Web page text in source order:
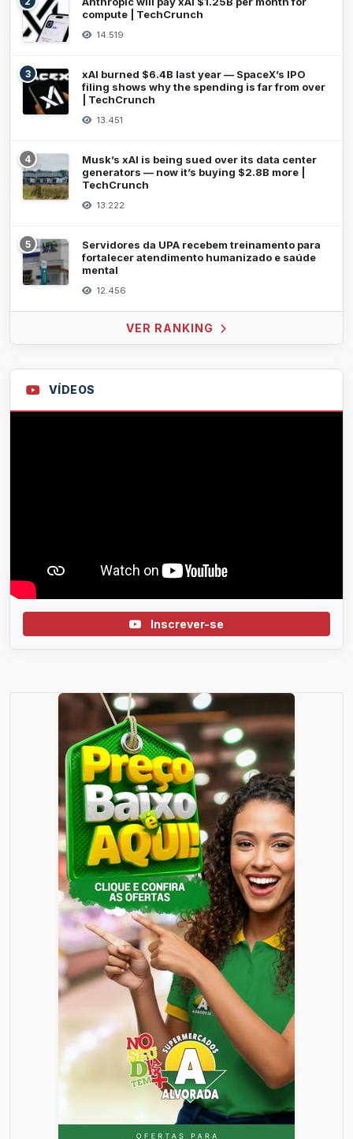
compute | TechCrunch
14.519
3
xAI burned $6.4B last year — SpaceX’s IPO
filing shows why the spending is far from over
| TechCrunch
13.451
4
Musk’s xAI is being sued over its data center
generators — now it’s buying $2.8B more |
TechCrunch
13.222
5
Servidores da UPA recebem treinamento para
fortalecer atendimento humanizado e saúde
mental
12.456
VER RANKING
VÍDEOS
Inscrever-se